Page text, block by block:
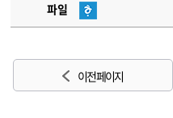
파일
이전 페이지